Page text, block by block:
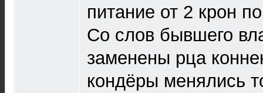
питание от 2 крон
Со слов бывшего
заменены рца
кондёры менялись